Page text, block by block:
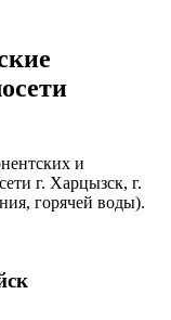
и
г. Харцызск, г.
горячей воды).